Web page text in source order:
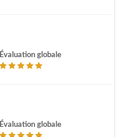
Évaluation globale
Évaluation globale